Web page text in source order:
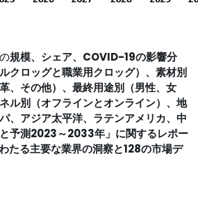
規模、シェア、COVID-19の影響分
クロッグと職業用クロッグ）、素材別
、その他）、最終用途別（男性、女
ル別（オフラインとオンライン）、地
、アジア太平洋、ラテンアメリカ、中
予測2023～2033年」に関するレポー
たる主要な業界の洞察と128の市場デ